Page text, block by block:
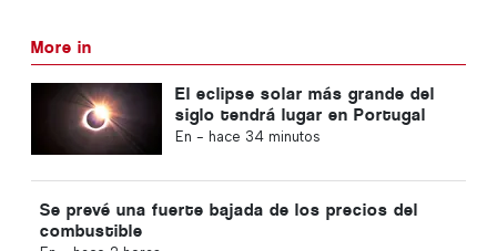
More in
El eclipse solar más grande del
siglo tendrá lugar en Portugal
En - hace 34 minutos
Se prevé una fuerte bajada de los precios del
combustible